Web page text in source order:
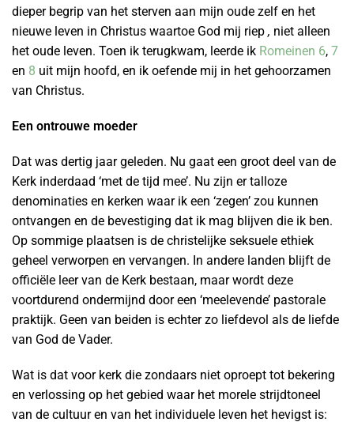
dieper begrip van het sterven aan mijn oude zelf en het
nieuwe leven in Christus waartoe God mij riep , niet alleen
het oude leven. Toen ik terugkwam, leerde ik Romeinen 6, 7
en 8 uit mijn hoofd, en ik oefende mij in het gehoorzamen
van Christus.
Een ontrouwe moeder
Dat was dertig jaar geleden. Nu gaat een groot deel van de
Kerk inderdaad ‘met de tijd mee’. Nu zijn er talloze
denominaties en kerken waar ik een ‘zegen’ zou kunnen
ontvangen en de bevestiging dat ik mag blijven die ik ben.
Op sommige plaatsen is de christelijke seksuele ethiek
geheel verworpen en vervangen. In andere landen blijft de
officiële leer van de Kerk bestaan, maar wordt deze
voortdurend ondermijnd door een ‘meelevende’ pastorale
praktijk. Geen van beiden is echter zo liefdevol als de liefde
van God de Vader.
Wat is dat voor kerk die zondaars niet oproept tot bekering
en verlossing op het gebied waar het morele strijdtoneel
van de cultuur en van het individuele leven het hevigst is: